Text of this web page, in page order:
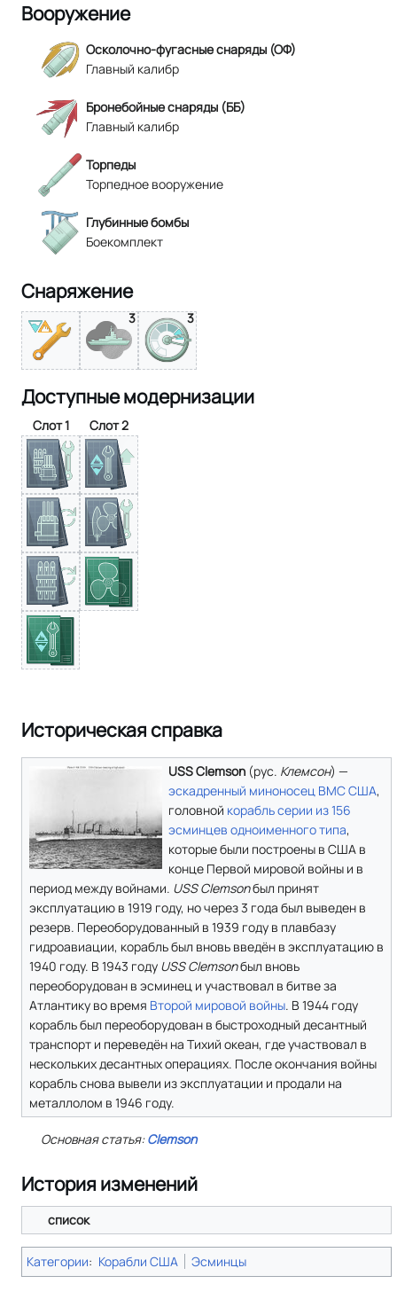
Вооружение
Осколочно-фугасные снаряды (ОФ)
Главный калибр
Бронебойные снаряды (ББ)
Главный калибр
Торпеды
Торпедное вооружение
Глубинные бомбы
Боекомплект
Снаряжение
3 3
Доступные модернизации
Слот 1 Слот 2
Историческая справка
USS Clemson (рус. Клемсон) —
эскадренный миноносец ВМС США,
головной корабльсерии из 156
эсминцев одноименного типа,
которые были построены в США в
конце Первой мировой войны и в
период между войнами. USS Clemsonбыл принят
эксплуатацию в 1919 году, но через 3 года был выведен в
резерв. Переоборудованный в 1939 году в плавбазу
гидроавиации, корабль был вновь введён в эксплуатацию в
1940 году. В 1943 году USS Clemsonбыл вновь
переоборудован в эсминец и участвовал в битве за
Атлантику во время Второй мировой войны. В 1944 году
корабль был переоборудован в быстроходный десантный
транспорт и переведён на Тихий океан, где участвовал в
нескольких десантных операциях. После окончания войны
корабль снова вывели из эксплуатации и продали на
металлолом в 1946 году.
Основная статья:Clemson
История изменений
список
Категории: Корабли США Эсминцы